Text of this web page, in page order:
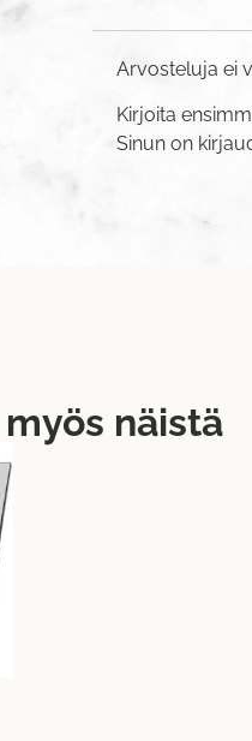
Arvosteluja ei
Kirjoita
Sinun on
näistä